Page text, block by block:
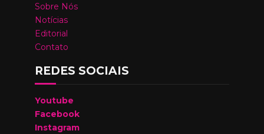
Sobre Nós
Notícias
Editorial
Contato
REDES SOCIAIS
Youtube
Facebook
Instagram